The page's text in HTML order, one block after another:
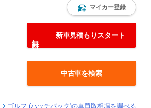
マイカー登録
新車見積もりスタート
中古車を検索
ゴルフ (ハッチバック)の車買取相場を調べる